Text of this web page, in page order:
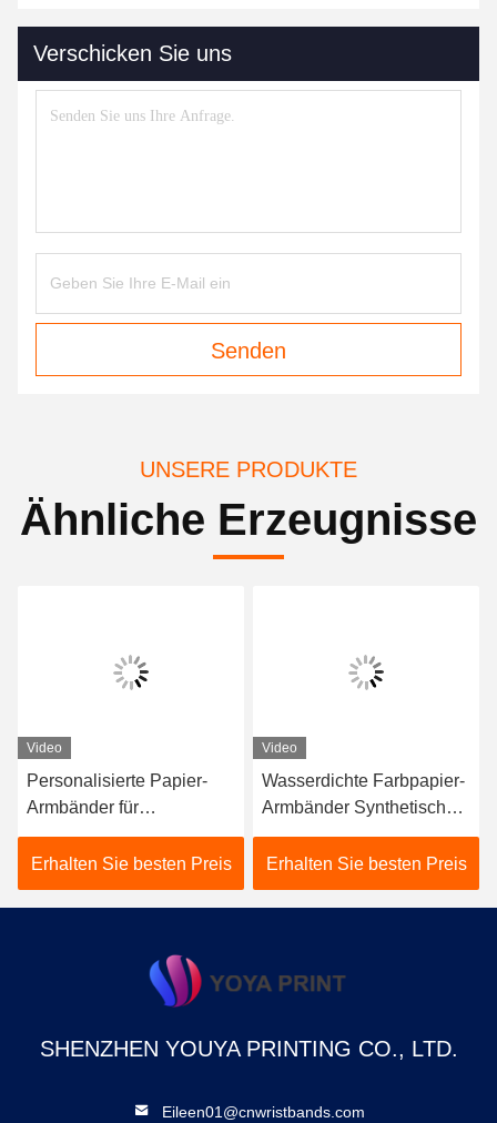
Verschicken Sie uns
Senden
UNSERE PRODUKTE
Ähnliche Erzeugnisse
Video
Personalisierte Papier-
Armbänder für
Veranstaltungen
Erhalten Sie besten Preis
Video
Wasserdichte Farbpapier-
Armbänder Synthetische
individuelle Logo-Druck
Erhalten Sie besten Preis
SHENZHEN YOUYA PRINTING CO., LTD.
Eileen01@cnwristbands.com